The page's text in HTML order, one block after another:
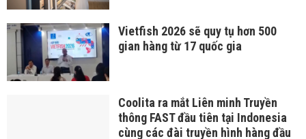
Vietfish 2026 sẽ quy tụ hơn 500
gian hàng từ 17 quốc gia
Coolita ra mắt Liên minh Truyền
thông FAST đầu tiên tại Indonesia
cùng các đài truyền hình hàng đầu